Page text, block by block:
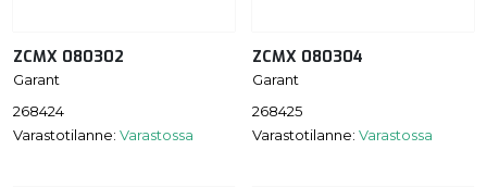
ZCMX 080302
Garant
268424
Varastotilanne: Varastossa
ZCMX 080304
Garant
268425
Varastotilanne: Varastossa